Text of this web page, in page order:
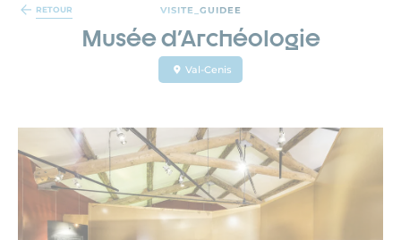
Panneau de gestion des cookies
RETOUR VISITE_GUIDEE
Musée d'Archéologie
Val-Cenis